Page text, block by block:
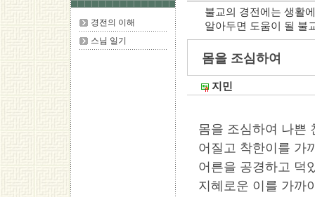
경전의 이해
스님 일기
불교의 경전에는 생활
알아두면 도움이 될 불
몸을 조심하여
지민
몸을 조심하여 나쁜
어질고 착한이를 가
어른을 공경하고 덕
지혜로운 이를 가까